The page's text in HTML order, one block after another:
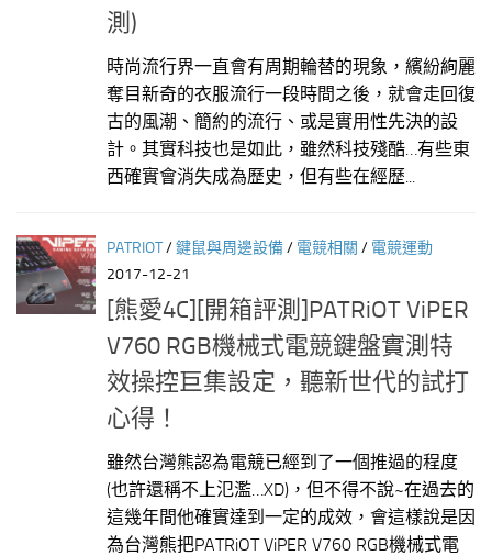
測)
時尚流行界一直會有周期輪替的現象，繽紛絢麗
奪目新奇的衣服流行一段時間之後，就會走回復
古的風潮、簡約的流行、或是實用性先決的設
計。其實科技也是如此，雖然科技殘酷…有些東
西確實會消失成為歷史，但有些在經歷...
PATRIOT/鍵鼠與周邊設備/ 電競相關 / 電競運動
2017-12-21
[熊愛4C][開箱評測]PATRiOT ViPER
V760 RGB機械式電競鍵盤實測特
效操控巨集設定，聽新世代的試打
心得！
雖然台灣熊認為電競已經到了一個推過的程度
(也許還稱不上氾濫…XD)，但不得不說~在過去的
這幾年間他確實達到一定的成效，會這樣說是因
為台灣熊把PATRiOT ViPER V760 RGB機械式電